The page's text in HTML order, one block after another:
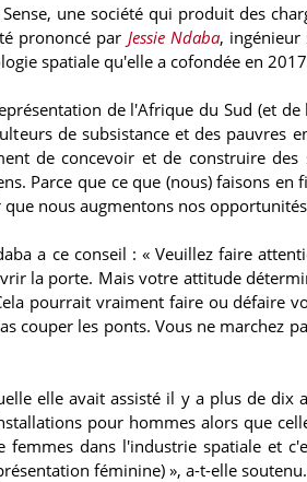
une société qui produit des
prononcé par Jessie Ndaba, ingénieur
spatiale qu'elle a cofondée en
de l'Afrique du Sud (et de
de subsistance et des pauvres
de concevoir et de construire des
Parce que ce que (nous) faisons en
nous augmentons nos
a ce conseil : « Veuillez faire
la porte. Mais votre attitude
pourrait vraiment faire ou défaire
couper les ponts. Vous ne marchez
elle avait assisté il y a plus de dix
pour hommes alors que
dans l'industrie spatiale et
féminine) », a-t-elle soutenu.